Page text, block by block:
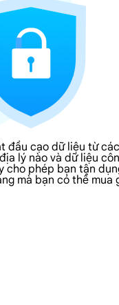
đầu cạo dữ liệu từ
lý nào và dữ liệu
cho phép bạn tận
mà bạn có thể mua